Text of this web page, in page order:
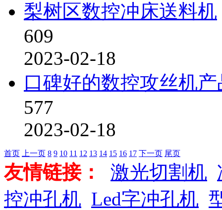
梨树区数控冲床送料机
609
2023-02-18
口碑好的数控攻丝机产
577
2023-02-18
首页 上一页 8 9 10 11 12 13 14 15 16 17 下一页 尾页
友情链接： 激光切割机
控冲孔机 Led字冲孔机